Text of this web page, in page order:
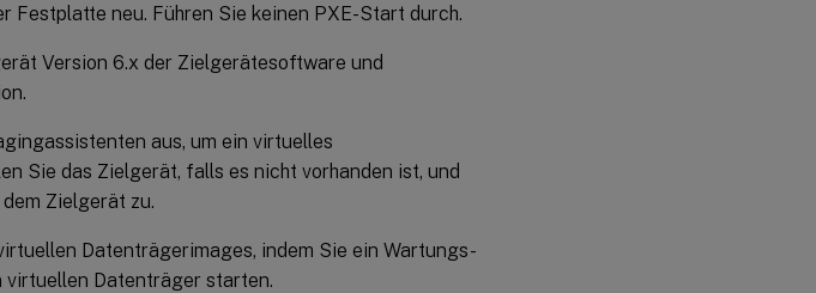
Festplatte neu. Führen Sie keinen PXE-Start durch.
Version 6.x der Zielgerätesoftware und
aus, um ein virtuelles
Sie das Zielgerät, falls es nicht vorhanden ist, und
Zielgerät zu.
Datenträgerimages, indem Sie ein Wartungs-
Datenträger starten.